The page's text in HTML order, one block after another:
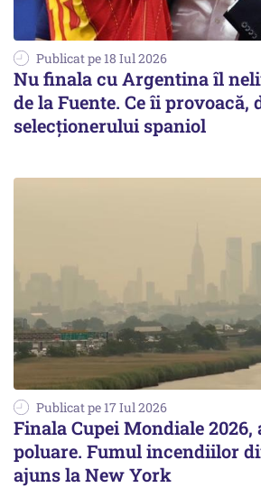
Publicat pe 18 Iul 2026
Nu finala cu Argentina îl
de la Fuente. Ce îi provoacă,
selecționerului spaniol
Publicat pe 17 Iul 2026
Finala Cupei Mondiale
poluare. Fumul incendiilor
ajuns la New York